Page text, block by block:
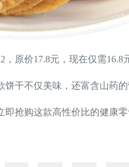
原价17.8元，现在仅需
干不仅美味，还富含山药
抢购这款高性价比的健康